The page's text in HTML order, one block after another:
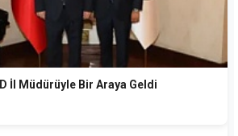
İl Müdürüyle Bir Araya Geldi